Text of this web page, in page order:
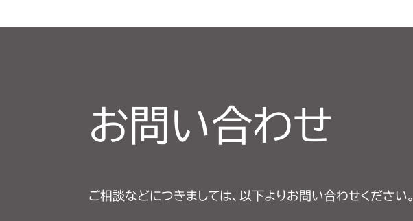
お問い合わせ
ご相談などにつきましては、以下よりお問い合わせください。